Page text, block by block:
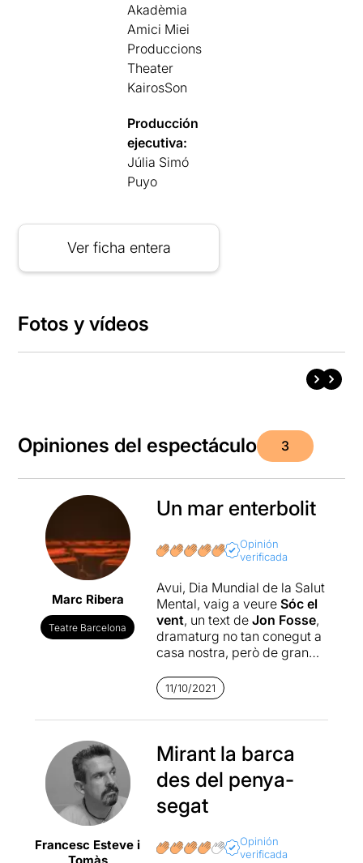
Akadèmia
Amici Miei
Produccions
Theater
KairosSon
Producción
ejecutiva:
Júlia Simó
Puyo
Ver ficha entera
Fotos y vídeos
Opiniones del espectáculo 3
Marc Ribera
Teatre Barcelona
Un mar enterbolit
Opinión
verificada
Avui, Dia Mundial de la Salut
Mental, vaig a veure Sóc el
vent, un text de Jon Fosse,
dramaturg no tan conegut a
casa nostra, però de gran
Noruega, i tot el nord
d’Europa.
veure amb el retrat que fa
Fosse de l’esperit humà.
Protagonista i antagonista
semblen sintetitzar-se en
dues cares d’una mateixa
oposades que es necessiten
11/10/2021
Francesc Esteve i
Mirant la barca
des del penya-
segat
Opinión
verificada